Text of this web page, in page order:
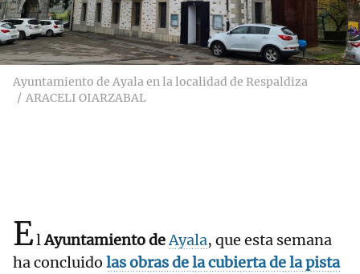
Ayuntamiento de Ayala en la localidad de Respaldiza
ARACELI OIARZABAL
ElAyuntamiento deAyala, que esta semana
ha concluido las obras de la cubierta de la pista